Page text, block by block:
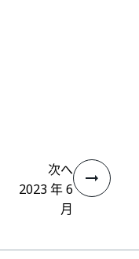
次へ
2023 年 6
月